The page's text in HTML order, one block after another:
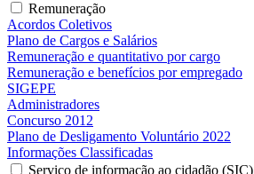
Remuneração
Acordos Coletivos
Plano de Cargos e Salários
Remuneração e quantitativo por cargo
Remuneração e benefícios por empregado
SIGEPE
Administradores
Concurso 2012
Plano de Desligamento Voluntário 2022
Informações Classificadas
Serviço de informação ao cidadão (SIC)